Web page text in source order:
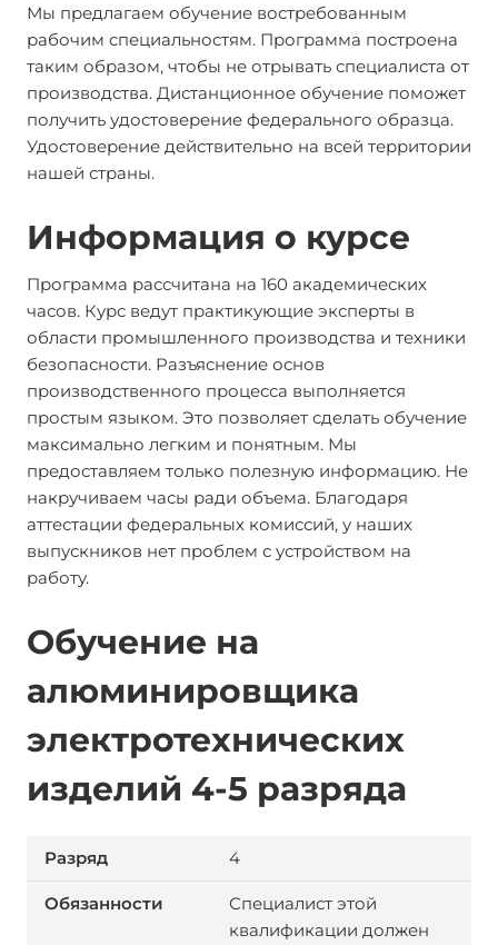
Мы предлагаем обучение востребованным
рабочим специальностям. Программа построена
таким образом, чтобы не отрывать специалиста от
производства. Дистанционное обучение поможет
получить удостоверение федерального образца.
Удостоверение действительно на всей территории
нашей страны.
Информация о курсе
Программа рассчитана на 160 академических
часов. Курс ведут практикующие эксперты в
области промышленного производства и техники
безопасности. Разъяснение основ
производственного процесса выполняется
простым языком. Это позволяет сделать обучение
максимально легким и понятным. Мы
предоставляем только полезную информацию. Не
накручиваем часы ради объема. Благодаря
аттестации федеральных комиссий, у наших
выпускников нет проблем с устройством на
работу.
Обучение на
алюминировщика
электротехнических
изделий 4-5 разряда
4
Специалист этой
квалификации должен